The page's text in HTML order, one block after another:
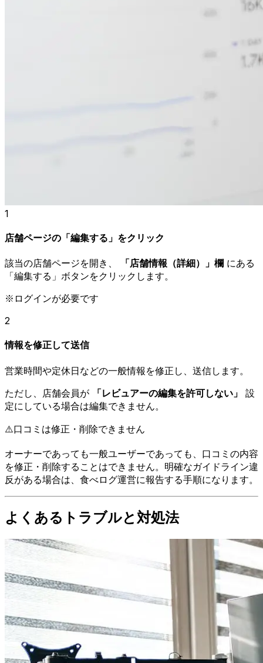
1
店舗ページの「編集する」をクリック
該当の店舗ページを開き、 「店舗情報（詳細）」欄 にある
「編集する」ボタンをクリックします。
※ログインが必要です
2
情報を修正して送信
営業時間や定休日などの一般情報を修正し、送信します。
ただし、店舗会員が
「レビュアーの編集を許可しない」
設
定にしている場合は編集できません。
⚠️口コミは修正・削除できません
オーナーであっても一般ユーザーであっても、口コミの内容
を修正・削除することはできません。明確なガイドライン違
反がある場合は、食べログ運営に報告する手順になります。
よくあるトラブルと対処法